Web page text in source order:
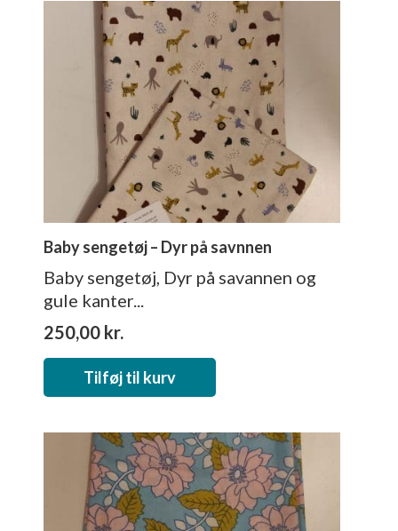
Baby sengetøj – Dyr på savnnen
Baby sengetøj, Dyr på savannen og
gule kanter...
250,00 kr.
Tilføj til kurv